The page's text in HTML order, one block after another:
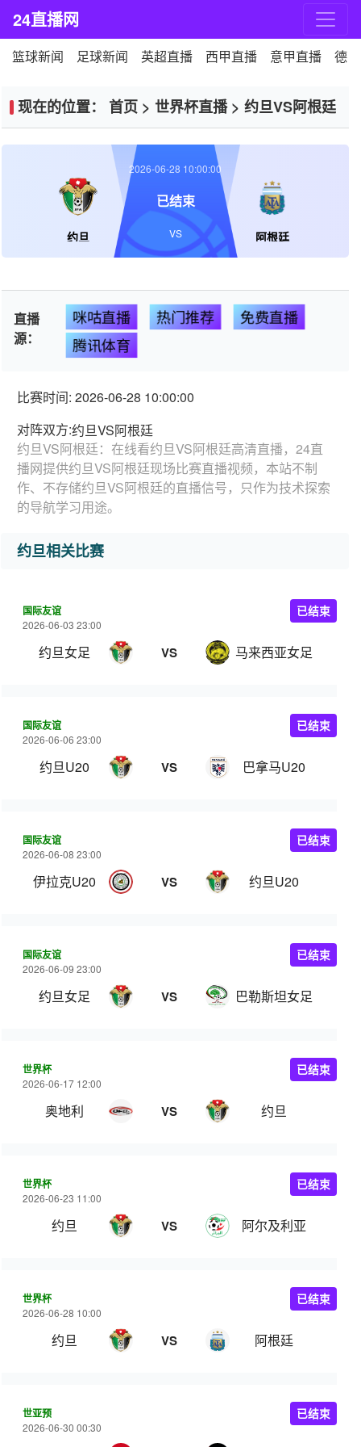
24直播网
篮球新闻 足球新闻 英超直播 西甲直播 意甲直播 德
现在的位置： 首页 > 世界杯直播> 约旦VS阿根廷
约旦 阿根廷
2026-06-28 10:00:00
已结束
VS
直播
源：
咪咕直播 热门推荐
免费直播
腾讯体育
比赛时间: 2026-06-28 10:00:00
对阵双方:约旦VS阿根廷
约旦VS阿根廷：在线看约旦VS阿根廷高清直播，24直
播网提供约旦VS阿根廷现场比赛直播视频，本站不制
作、不存储约旦VS阿根廷的直播信号，只作为技术探索
的导航学习用途。
约旦相关比赛
国际友谊
2026-06-03 23:00
约旦女足 VS 马来西亚女足
已结束
国际友谊
2026-06-06 23:00
约旦U20 VS 巴拿马U20
已结束
国际友谊
2026-06-08 23:00
伊拉克U20 VS 约旦U20
已结束
国际友谊
2026-06-09 23:00
约旦女足 VS 巴勒斯坦女足
已结束
世界杯
2026-06-17 12:00
奥地利 VS 约旦
已结束
世界杯
2026-06-23 11:00
约旦 VS 阿尔及利亚
已结束
世界杯
2026-06-28 10:00
约旦 VS 阿根廷
已结束
世亚预
2026-06-30 00:30
已结束